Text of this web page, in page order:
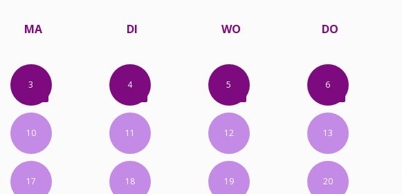
MA DI WO DO
3 4 5 6
10 11 12 13
17 18 19 20